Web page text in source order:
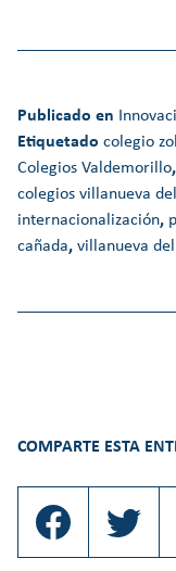
Publicado en
Etiquetado colegio
Colegios Valdemorillo,
colegios villanueva
internacionalización,
cañada, villanueva
COMPARTE ESTA